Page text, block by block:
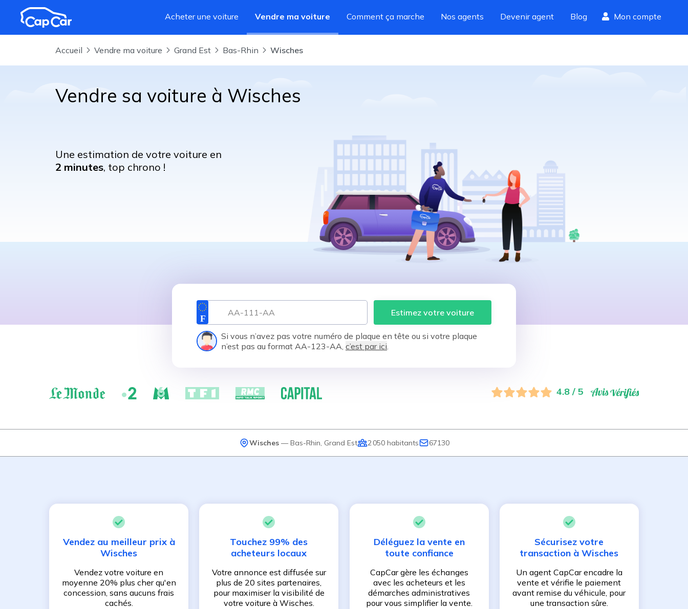
Aller au contenu principal
Acheter une voiture
Vendre ma voiture Comment ça marche Nos agents Devenir agent Blog Mon compte
Accueil Vendre ma voiture Grand Est Bas-Rhin Wisches
Vendre sa voiture à Wisches
Une estimation de votre voiture en
2 minutes, top chrono !
Estimez votre voiture
Si vous n’avez pas votre numéro de plaque en tête ou si votre plaque
n’est pas au format AA-123-AA, c’est par ici.
4.8 / 5
Wisches— Bas-Rhin Grand Est 2 050habitants 67130
Vendez au meilleur prix à
Wisches
Vendez votre voiture en
moyenne 20% plus cher qu'en
concession, sans aucuns frais
cachés.
Touchez 99% des
acheteurs locaux
Votre annonce est diffusée sur
plus de 20 sites partenaires,
pour maximiser la visibilité de
votre voiture à Wisches.
Déléguez la vente en
toute confiance
CapCar gère les échanges
avec les acheteurs et les
démarches administratives
pour vous simplifier la vente.
Sécurisez votre
transaction àWisches
Un agent CapCar encadre la
vente et vérifie le paiement
avant remise du véhicule, pour
une transaction sûre.